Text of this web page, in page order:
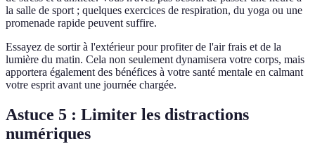
la salle de sport ; quelques exercices de respiration, du yoga ou une
promenade rapide peuvent suffire.
Essayez de sortir à l'extérieur pour profiter de l'air frais et de la
lumière du matin. Cela non seulement dynamisera votre corps, mais
apportera également des bénéfices à votre santé mentale en calmant
votre esprit avant une journée chargée.
Astuce 5 : Limiter les distractions
numériques